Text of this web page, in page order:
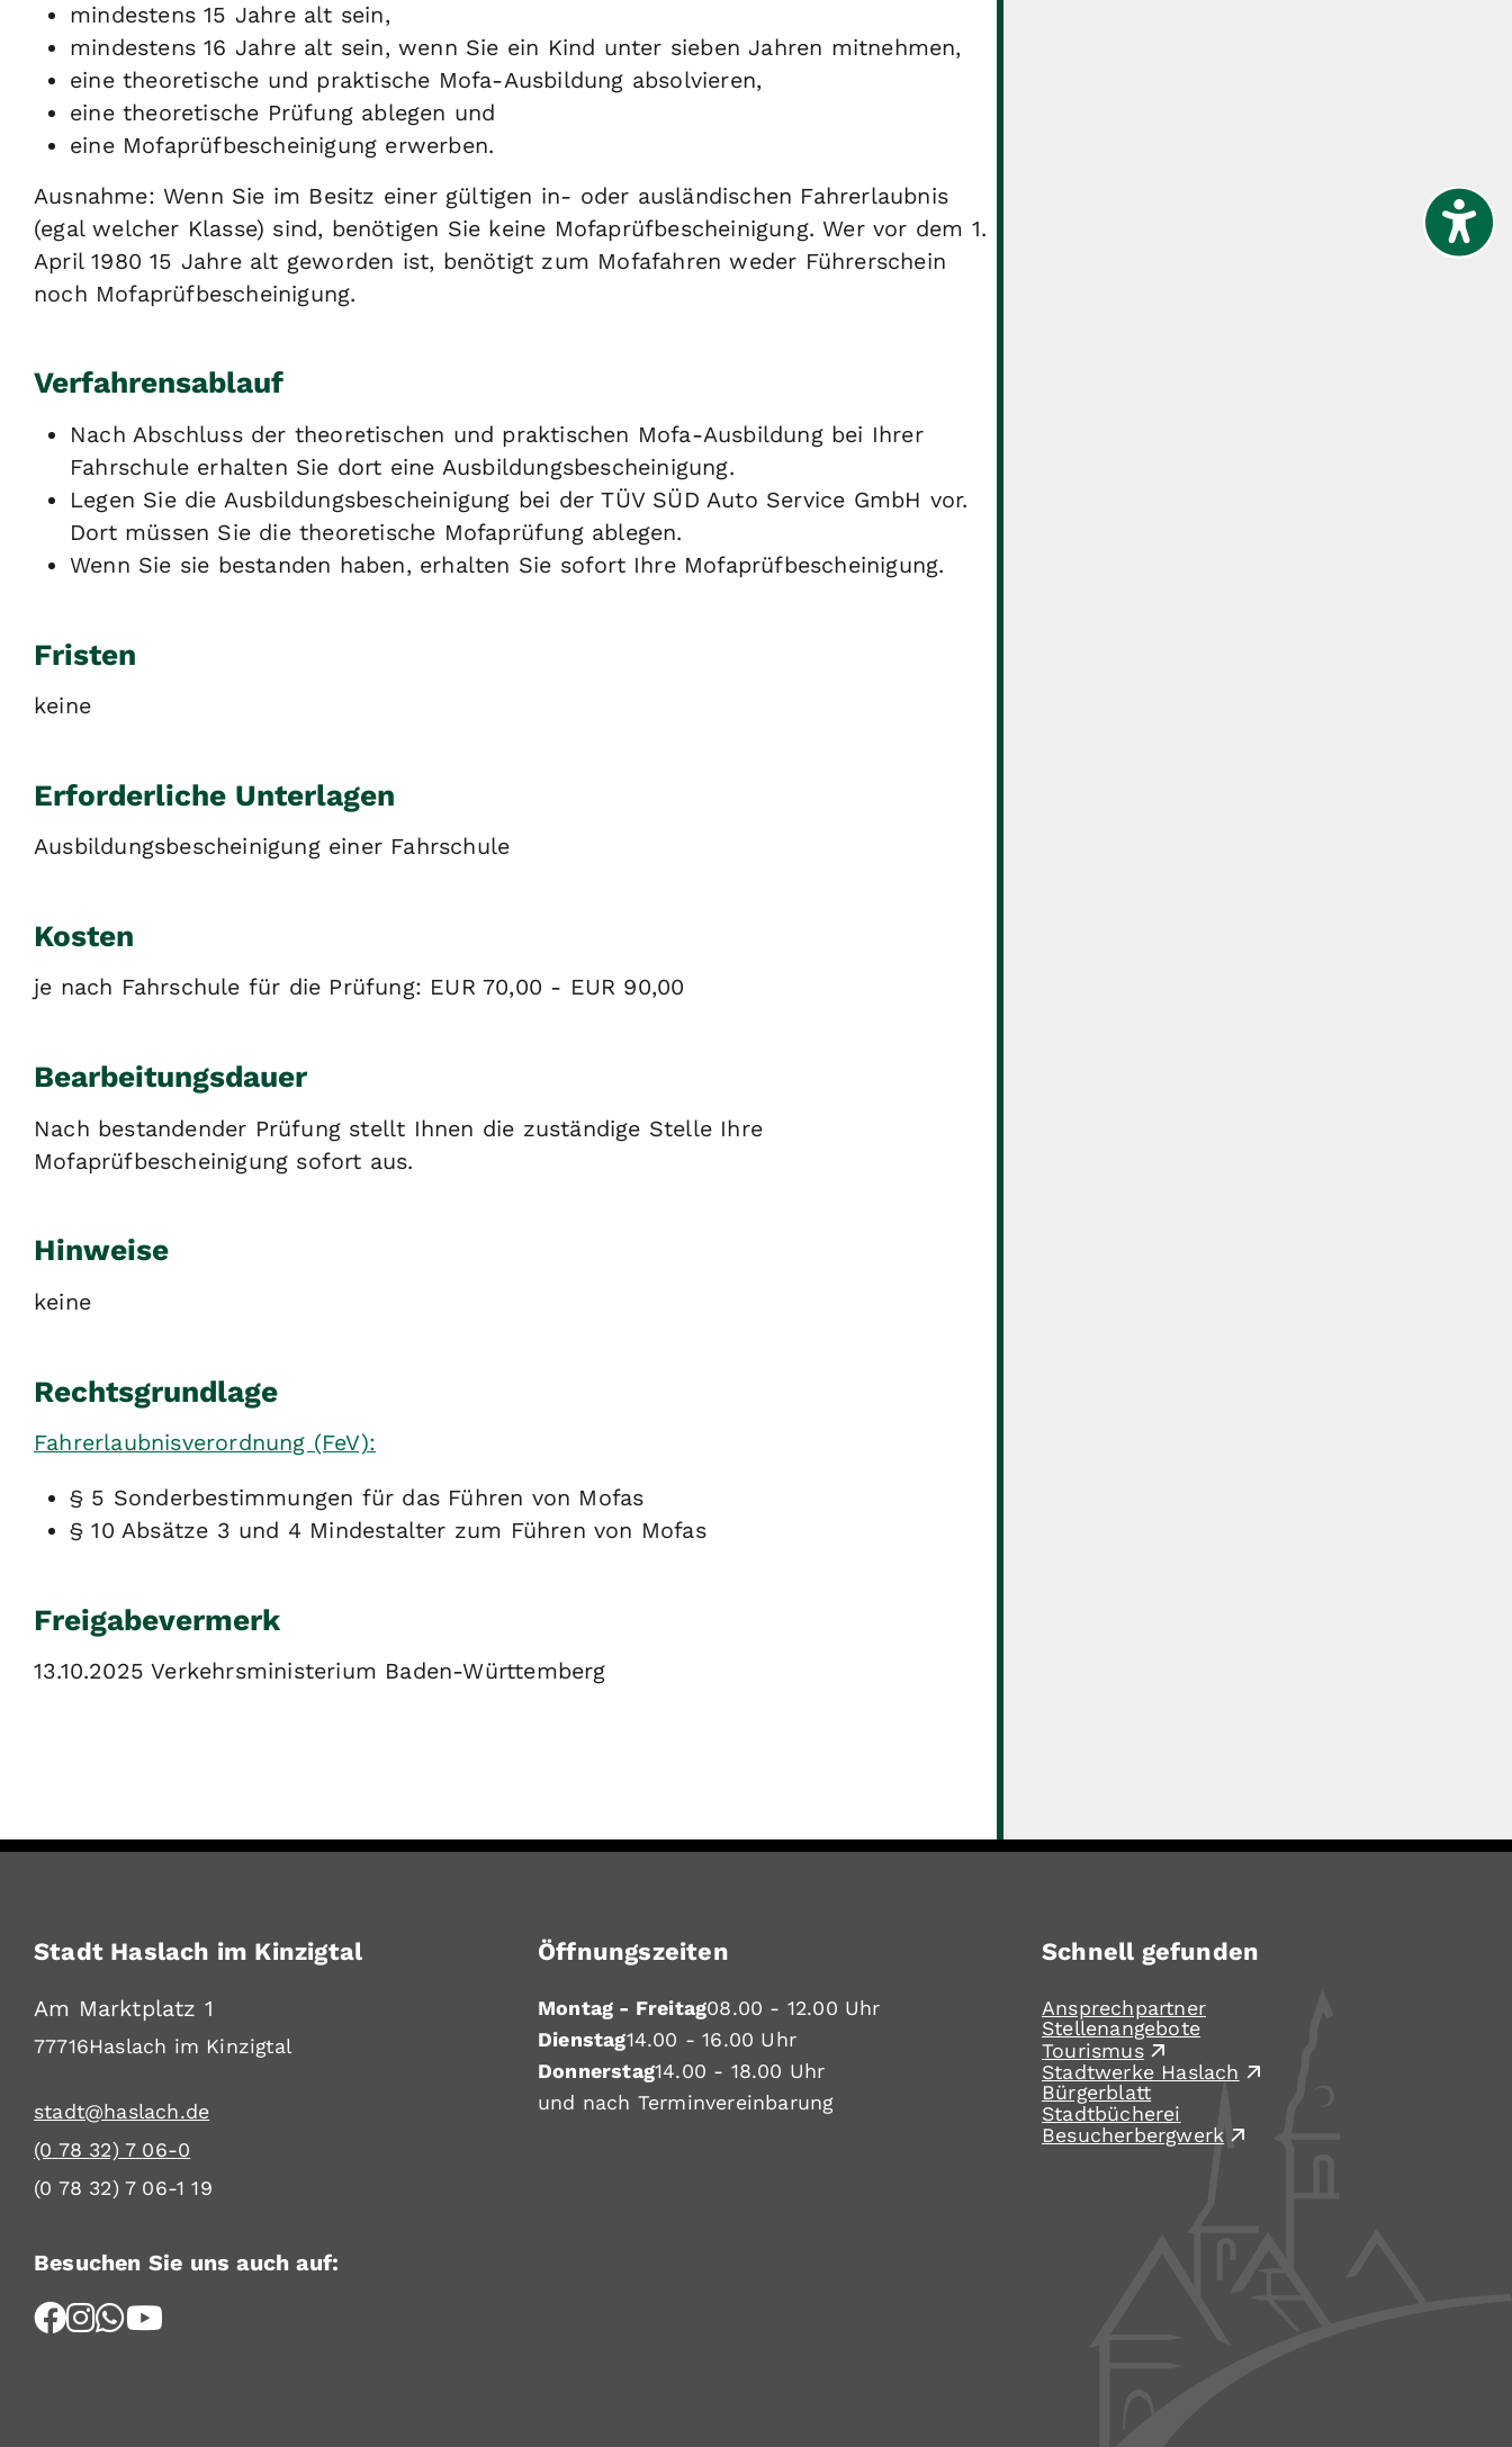
mindestens 15 Jahre alt sein,
mindestens 16 Jahre alt sein, wenn Sie ein Kind unter sieben Jahren mitnehmen,
eine theoretische und praktische Mofa-Ausbildung absolvieren,
eine theoretische Prüfung ablegen und
eine Mofaprüfbescheinigung erwerben.
Ausnahme: Wenn Sie im Besitz einer gültigen in- oder ausländischen Fahrerlaubnis
(egal welcher Klasse) sind, benötigen Sie keine Mofaprüfbescheinigung. Wer vor dem 1.
April 1980 15 Jahre alt geworden ist, benötigt zum Mofafahren weder Führerschein
noch Mofaprüfbescheinigung.
Verfahrensablauf
Nach Abschluss der theoretischen und praktischen Mofa-Ausbildung bei Ihrer
Fahrschule erhalten Sie dort eine Ausbildungsbescheinigung.
Legen Sie die Ausbildungsbescheinigung bei der TÜV SÜD Auto Service GmbH vor.
Dort müssen Sie die theoretische Mofaprüfung ablegen.
Wenn Sie sie bestanden haben, erhalten Sie sofort Ihre Mofaprüfbescheinigung.
Fristen
keine
Erforderliche Unterlagen
Ausbildungsbescheinigung einer Fahrschule
Kosten
je nach Fahrschule für die Prüfung: EUR 70,00 - EUR 90,00
Bearbeitungsdauer
Nach bestandender Prüfung stellt Ihnen die zuständige Stelle Ihre
Mofaprüfbescheinigung sofort aus.
Hinweise
keine
Rechtsgrundlage
Fahrerlaubnisverordnung (FeV):
§ 5 Sonderbestimmungen für das Führen von Mofas
§ 10 Absätze 3 und 4 Mindestalter zum Führen von Mofas
Freigabevermerk
13.10.2025 Verkehrsministerium Baden-Württemberg
Stadt Haslach im Kinzigtal
Am Marktplatz 1
77716Haslach im Kinzigtal
stadt@haslach.de
(0 78 32) 7 06-0
(0 78 32) 7 06-1 19
Besuchen Sie uns auch auf:
Öffnungszeiten
Montag - Freitag08.00 - 12.00 Uhr
Dienstag14.00 - 16.00 Uhr
Donnerstag14.00 - 18.00 Uhr
und nach Terminvereinbarung
Schnell gefunden
Ansprechpartner
Stellenangebote
Tourismus
Stadtwerke Haslach
Bürgerblatt
Stadtbücherei
Besucherbergwerk